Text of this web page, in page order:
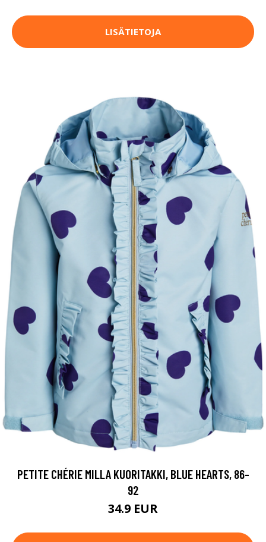
LISÄTIETOJA
PETITE CHÉRIE MILLA KUORITAKKI, BLUE HEARTS, 86-
92
34.9 EUR